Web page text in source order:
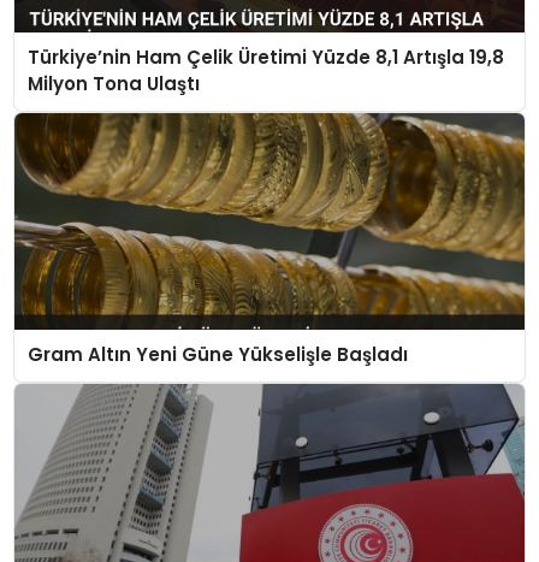
Türkiye’nin Ham Çelik Üretimi Yüzde 8,1 Artışla 19,8
Milyon Tona Ulaştı
Gram Altın Yeni Güne Yükselişle Başladı